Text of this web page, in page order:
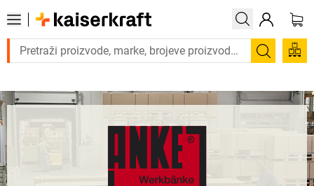
Trebate proizvod hitno? Pogledajte našu ponudu proizvoda s brzom